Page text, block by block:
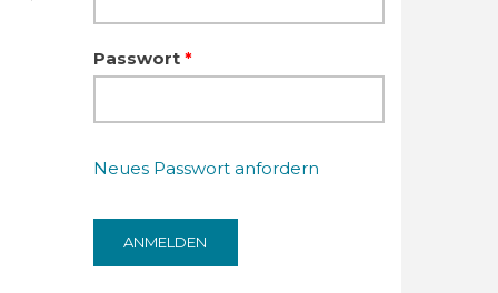
Passwort *
Neues Passwort anfordern